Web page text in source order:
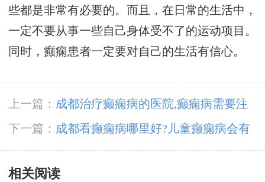
些都是非常有必要的。而且，在日常的生活中，
一定不要从事一些自己身体受不了的运动项目。
同时，癫痫患者一定要对自己的生活有信心。
上一篇： 成都治疗癫痫病的医院,癫痫病需要注
意什么?
下一篇： 成都看癫痫病哪里好?儿童癫痫病会有
什么表现?
相关阅读